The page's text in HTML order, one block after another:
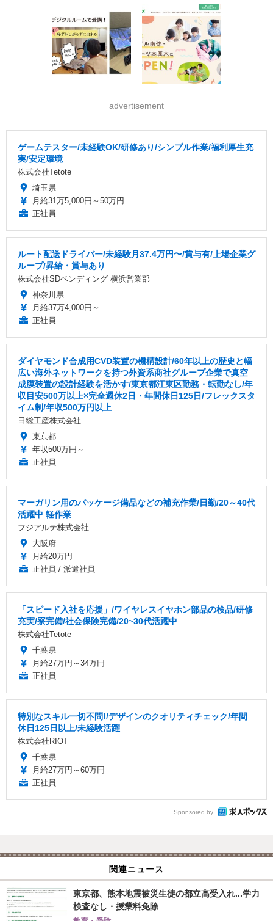
advertisement
ゲームテスター/未経験OK/研修あり/シンプル作業/福利厚生充
実/安定環境
株式会社Tetote
埼玉県
月給31万5,000円～50万円
正社員
ルート配送ドライバー/未経験月37.4万円〜/賞与有/上場企業グ
ループ/昇給・賞与あり
株式会社SDベンディング 横浜営業部
神奈川県
月給37万4,000円～
正社員
ダイヤモンド合成用CVD装置の機構設計/60年以上の歴史と幅
広い海外ネットワークを持つ外資系商社グループ企業で真空
成膜装置の設計経験を活かす/東京都江東区勤務・転勤なし/年
収目安500万以上×完全週休2日・年間休日125日/フレックスタ
イム制/年収500万円以上
日総工産株式会社
東京都
年収500万円～
正社員
マーガリン用のパッケージ備品などの補充作業/日勤/20～40代
活躍中 軽作業
フジアルテ株式会社
大阪府
月給20万円
正社員 / 派遣社員
「スピード入社を応援」/ワイヤレスイヤホン部品の検品/研修
充実/寮完備/社会保険完備/20~30代活躍中
株式会社Tetote
千葉県
月給27万円～34万円
正社員
特別なスキル一切不問!/デザインのクオリティチェック/年間
休日125日以上/未経験活躍
株式会社RIOT
千葉県
月給27万円～60万円
正社員
Sponsored by
関連ニュース
東京都、熊本地震被災生徒の都立高受入れ...学力
検査なし・授業料免除